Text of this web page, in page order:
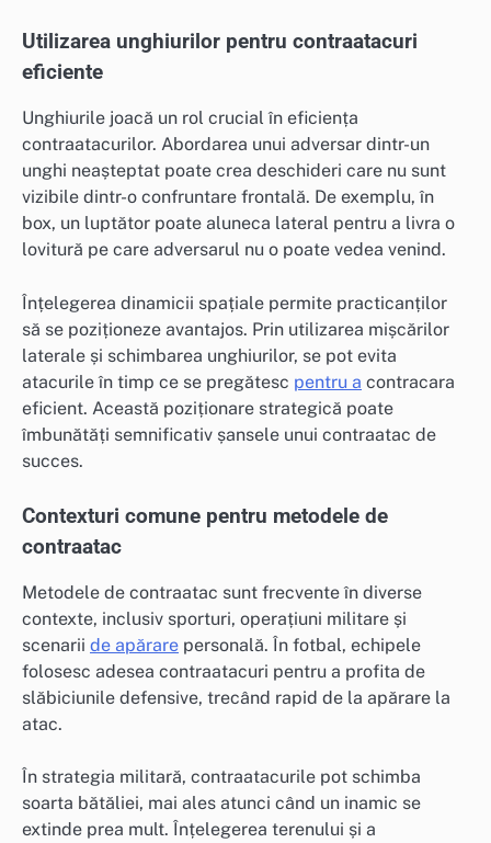
Utilizarea unghiurilor pentru contraatacuri
eficiente
Unghiurile joacă un rol crucial în eficiența
contraatacurilor. Abordarea unui adversar dintr-un
unghi neașteptat poate crea deschideri care nu sunt
vizibile dintr-o confruntare frontală. De exemplu, în
box, un luptător poate aluneca lateral pentru a livra o
lovitură pe care adversarul nu o poate vedea venind.
Înțelegerea dinamicii spațiale permite practicanților
să se poziționeze avantajos. Prin utilizarea mișcărilor
laterale și schimbarea unghiurilor, se pot evita
atacurile în timp ce se pregătesc pentru a contracara
eficient. Această poziționare strategică poate
îmbunătăți semnificativ șansele unui contraatac de
succes.
Contexturi comune pentru metodele de
contraatac
Metodele de contraatac sunt frecvente în diverse
contexte, inclusiv sporturi, operațiuni militare și
scenarii de apărare personală. În fotbal, echipele
folosesc adesea contraatacuri pentru a profita de
slăbiciunile defensive, trecând rapid de la apărare la
atac.
În strategia militară, contraatacurile pot schimba
soarta bătăliei, mai ales atunci când un inamic se
extinde prea mult. Înțelegerea terenului și a